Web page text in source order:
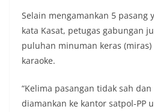
Selain mengamankan 5 pasang
kata Kasat, petugas gabungan
puluhan minuman keras
karaoke.
“Kelima pasangan tidak sah
diamankan ke kantor satpol-PP